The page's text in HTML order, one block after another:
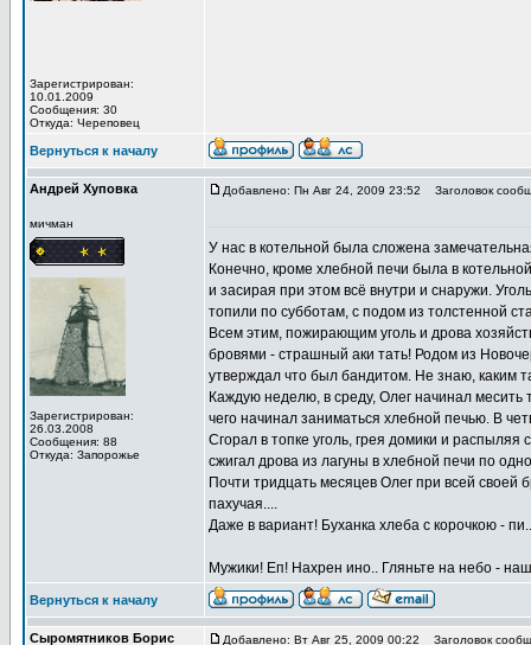
Зарегистрирован:
10.01.2009
Сообщения: 30
Откуда: Череповец
Вернуться к началу
Андрей Хуповка
мичман
Зарегистрирован:
26.03.2008
Сообщения: 88
Откуда: Запорожье
Добавлено: Пн Авг 24, 2009 23:52 Заголовок
У нас в котельной была сложена
Конечно, кроме хлебной печи была в
и засирая при этом всё внутри и снаружи.
топили по субботам, с подом из толстенной
Всем этим, пожирающим уголь и дрова
бровями - страшный аки тать! Родом из
утверждал что был бандитом. Не знаю, каким
Каждую неделю, в среду, Олег начинал
чего начинал заниматься хлебной печью. В
Сгорал в топке уголь, грея домики и
сжигал дрова из лагуны в хлебной печи по
Почти тридцать месяцев Олег при всей своей
пахучая....
Даже в вариант! Буханка хлеба с корочкою -
Мужики! Еп! Нахрен ино.. Гляньте на небо -
Вернуться к началу
Сыромятников Борис Добавлено: Вт Авг 25, 2009 00:22 Заголовок